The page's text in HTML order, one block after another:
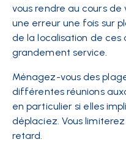
vous rendre au cours de
une erreur une fois sur
de la localisation de ces
grandement service.
Ménagez-vous des
différentes réunions
en particulier si elles
déplaciez. Vous
retard.